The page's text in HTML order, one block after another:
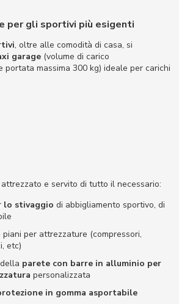
per gli sportivi più esigenti
, oltre alle comodità di casa, si
garage (volume di carico
portata massima 300 kg) ideale per carichi
e servito di tutto il necessario:
lo stivaggio di abbigliamento sportivo, di
per attrezzature (compressori,
etc)
parete con barre in alluminio per
personalizzata
in gomma asportabile